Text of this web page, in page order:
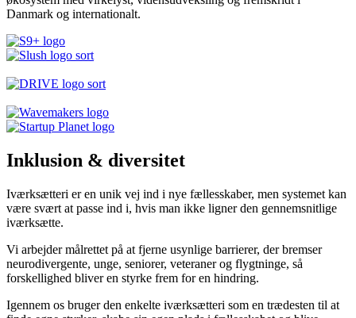
Danmark og internationalt.
Inklusion & diversitet
Iværksætteri er en unik vej ind i nye fællesskaber, men systemet kan
være svært at passe ind i, hvis man ikke ligner den gennemsnitlige
iværksætte.
Vi arbejder målrettet på at fjerne usynlige barrierer, der bremser
neurodivergente, unge, seniorer, veteraner og flygtninge, så
forskellighed bliver en styrke frem for en hindring.
Igennem os bruger den enkelte iværksætteri som en trædesten til at